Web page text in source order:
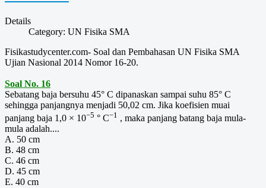
Details
Category: UN Fisika SMA
Fisikastudycenter.com- Soal dan Pembahasan UN Fisika SMA
Ujian Nasional 2014 Nomor 16-20.
Soal No. 16
Sebatang baja bersuhu 45° C dipanaskan sampai suhu 85° C
sehingga panjangnya menjadi 50,02 cm. Jika koefisien muai
panjang baja 1,0 × 10−5 ° C−1 , maka panjang batang baja mula-
mula adalah....
A. 50 cm
B. 48 cm
C. 46 cm
D. 45 cm
E. 40 cm